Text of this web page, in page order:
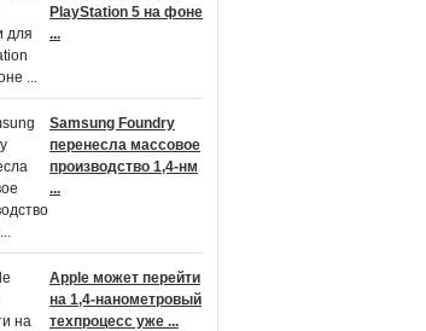
PlayStation 5 на фоне
...
Samsung Foundry
перенесла массовое
производство 1,4-нм
...
Apple может перейти
на 1,4-нанометровый
техпроцесс уже ...